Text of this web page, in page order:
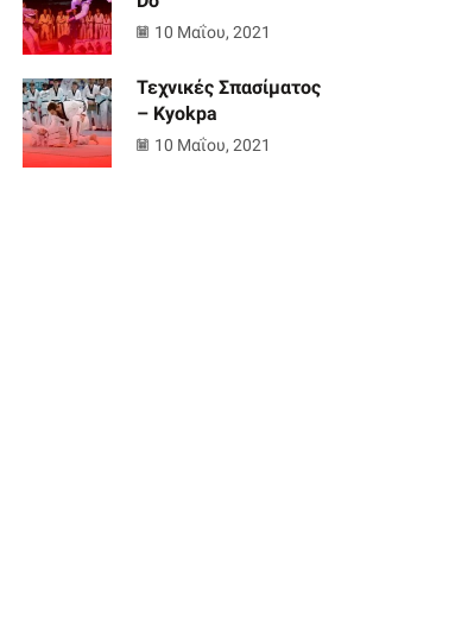
10 Μαΐου, 2021
Τεχνικές Σπασίματος
– Kyokpa
10 Μαΐου, 2021